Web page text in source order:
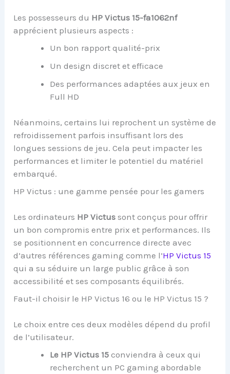
Les possesseurs du HP Victus 15-fa1062nf
apprécient plusieurs aspects :
Un bon rapport qualité-prix
Un design discret et efficace
Des performances adaptées aux jeux en
Full HD
Néanmoins, certains lui reprochent un système de
refroidissement parfois insuffisant lors des
longues sessions de jeu. Cela peut impacter les
performances et limiter le potentiel du matériel
embarqué.
HP Victus : une gamme pensée pour les gamers
Les ordinateurs HP Victus sont conçus pour offrir
un bon compromis entre prix et performances. Ils
se positionnent en concurrence directe avec
d’autres références gaming comme l’HP Victus 15
qui a su séduire un large public grâce à son
accessibilité et ses composants équilibrés.
Faut-il choisir le HP Victus 16 ou le HP Victus 15 ?
Le choix entre ces deux modèles dépend du profil
de l’utilisateur.
Le HP Victus 15 conviendra à ceux qui
recherchent un PC gaming abordable